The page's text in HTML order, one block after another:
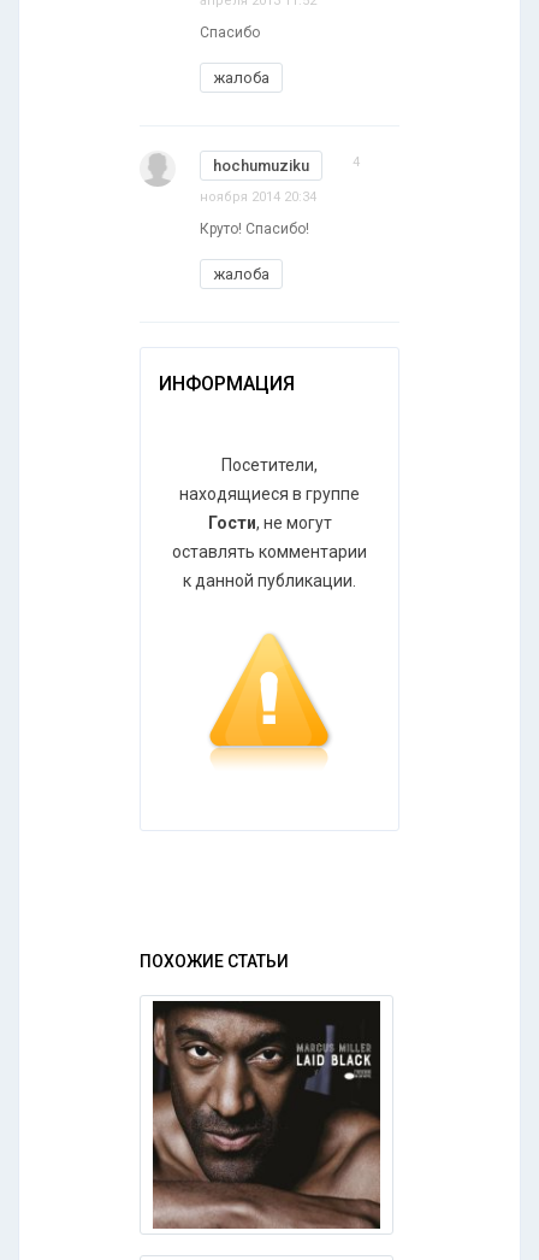
Спасибо
жалоба
hochumuziku 4
ноября 2014 20:34
Круто! Спасибо!
жалоба
ИНФОРМАЦИЯ
Посетители,
находящиеся в группе
Гости, не могут
оставлять комментарии
к данной публикации.
ПОХОЖИЕ СТАТЬИ